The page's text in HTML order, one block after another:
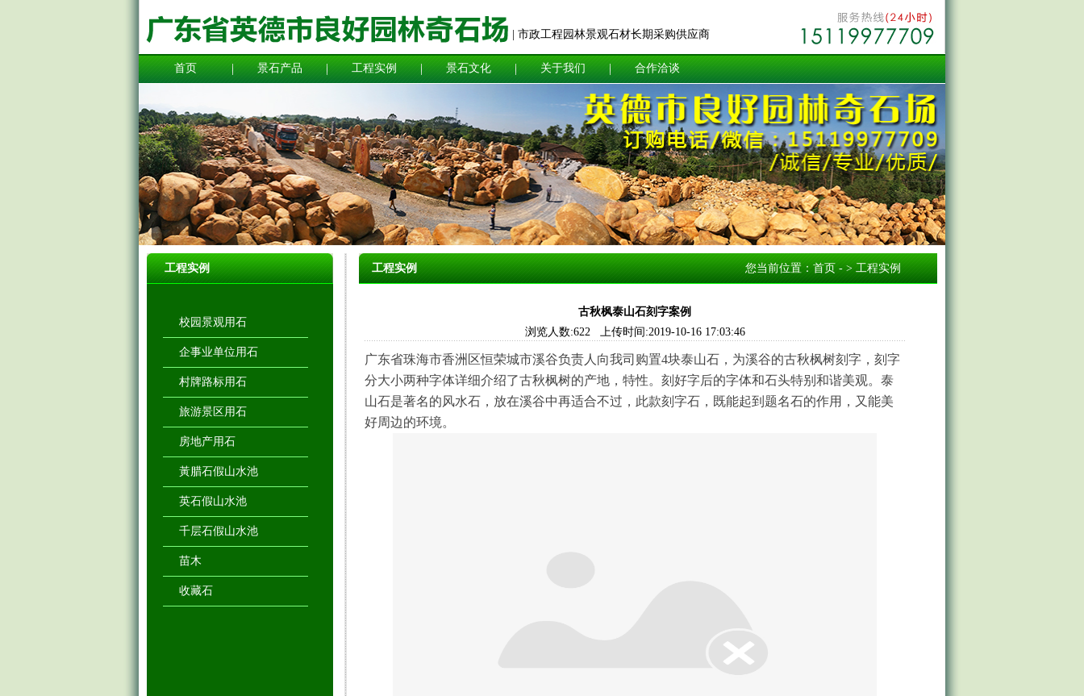
| 市政工程园林景观石材长期采购供应商
首页 景石产品 工程实例 景石文化 关于我们 合作洽谈
工程实例
校园景观用石
企事业单位用石
村牌路标用石
旅游景区用石
房地产用石
黃腊石假山水池
英石假山水池
千层石假山水池
苗木
收藏石
工程实例 您当前位置： 首页 - > 工程实例
古秋枫泰山石刻字案例
浏览人数:622 上传时间:2019-10-16 17:03:46
广东省珠海市香洲区恒荣城市溪谷负责人向我司购置4块泰山石，为溪谷的古秋枫树刻字，刻字
分大小两种字体详细介绍了古秋枫树的产地，特性。刻好字后的字体和石头特别和谐美观。泰
山石是著名的风水石，放在溪谷中再适合不过，此款刻字石，既能起到题名石的作用，又能美
好周边的环境。